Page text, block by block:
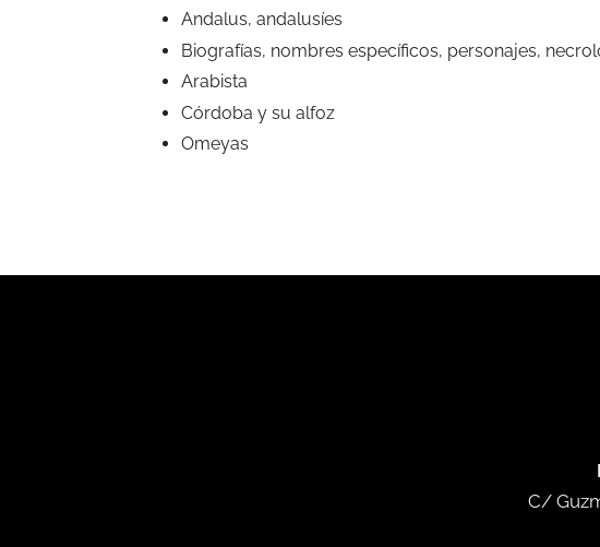
Andalus, andalusíes
Biografías, nombres específicos, personajes,
Arabista
Córdoba y su alfoz
Omeyas
C/